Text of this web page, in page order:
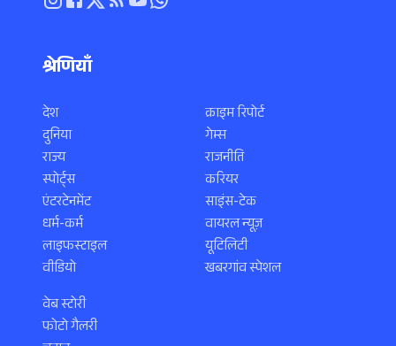
श्रेणियाँ
देश
दुनिया
राज्य
स्पोर्ट्स
एंटरटेनमेंट
धर्म-कर्म
लाइफस्टाइल
वीडियो
क्राइम रिपोर्ट
गेम्स
राजनीति
करियर
साइंस-टेक
वायरल न्यूज़
यूटिलिटी
खबरगांव स्पेशल
वेब स्टोरी
फोटो गैलरी